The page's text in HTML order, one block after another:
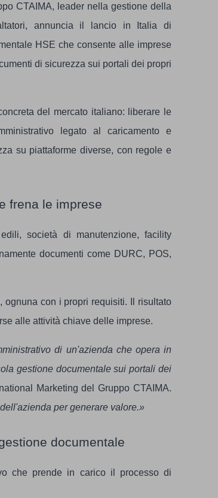
CTAIMA, leader nella gestione della
annuncia il lancio in Italia di
HSE che consente alle imprese
di sicurezza sui portali dei propri
del mercato italiano: liberare le
legato al caricamento e
su piattaforme diverse, con regole e
frena le imprese
società di manutenzione, facility
documenti come DURC, POS,
ognuna con i propri requisiti. Il risultato
alle attività chiave delle imprese.
di un'azienda che opera in
gestione documentale sui portali dei
Marketing del Gruppo CTAIMA.
per generare valore.»
documentale
che prende in carico il processo di